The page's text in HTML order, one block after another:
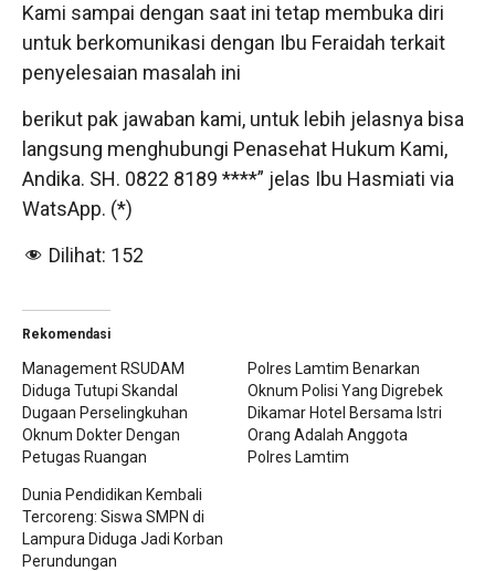
Kami sampai dengan saat ini tetap membuka diri
untuk berkomunikasi dengan Ibu Feraidah terkait
penyelesaian masalah ini
berikut pak jawaban kami, untuk lebih jelasnya bisa
langsung menghubungi Penasehat Hukum Kami,
Andika. SH. 0822 8189 ****” jelas Ibu Hasmiati via
WatsApp. (*)
Dilihat: 152
Rekomendasi
Management RSUDAM
Diduga Tutupi Skandal
Dugaan Perselingkuhan
Oknum Dokter Dengan
Petugas Ruangan
Polres Lamtim Benarkan
Oknum Polisi Yang Digrebek
Dikamar Hotel Bersama Istri
Orang Adalah Anggota
Polres Lamtim
Dunia Pendidikan Kembali
Tercoreng: Siswa SMPN di
Lampura Diduga Jadi Korban
Perundungan